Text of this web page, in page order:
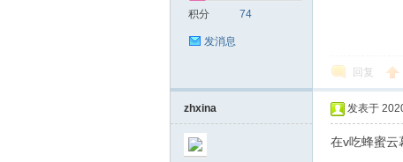
积分 74
发消息
回复
zhxina 发表于
在v吃蜂蜜云